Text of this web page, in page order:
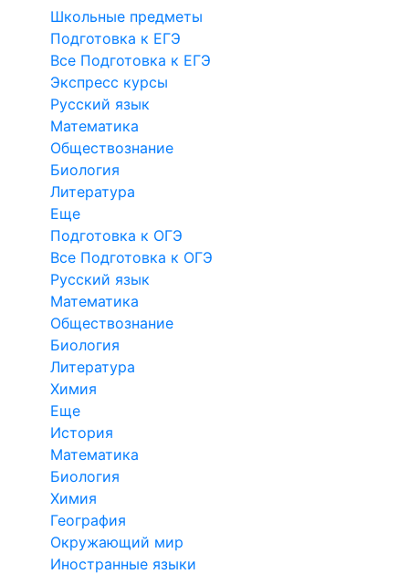
Школьные предметы
Подготовка к ЕГЭ
Все Подготовка к ЕГЭ
Экспресс курсы
Русский язык
Математика
Обществознание
Биология
Литература
Еще
Подготовка к ОГЭ
Все Подготовка к ОГЭ
Русский язык
Математика
Обществознание
Биология
Литература
Химия
Еще
История
Математика
Биология
Химия
География
Окружающий мир
Иностранные языки